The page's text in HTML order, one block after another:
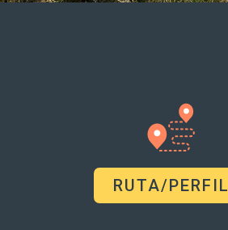
RUTA/PERFIL